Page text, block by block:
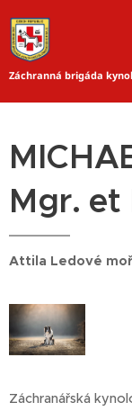
Záchranná brigáda
Mgr. et
Attila Ledové
Záchranářská